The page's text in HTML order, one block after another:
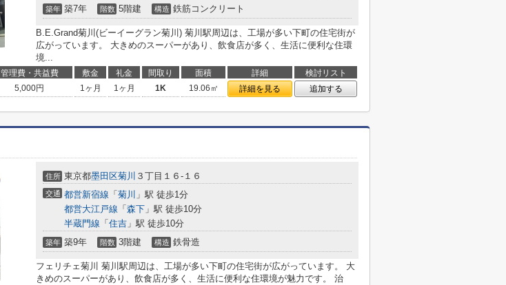
築年 築7年 階数 5階建 構造 鉄筋コンクリート
B.E.Grand菊川(ビーイーグラン菊川) 菊川駅周辺は、工場が多い下町の住宅街が
広がっています。 大きめのスーパーがあり、飲食店が多く、生活に便利な住環
境...
管理費・共益費 敷金 礼金 間取り 面積 詳細
検討リスト
5,000円 1ヶ月 1ヶ月 1K 19.06㎡ 詳細を見る 追加する
住所 東京都墨田区菊川 ３丁目１６-１６
交通 都営新宿線 「 菊川 」駅 徒歩1分
都営大江戸線 「 森下 」駅 徒歩10分
半蔵門線 「 住吉 」駅 徒歩10分
築年 築9年 階数 3階建 構造 鉄骨造
フェリチェ菊川 菊川駅周辺は、工場が多い下町の住宅街が広がっています。 大
きめのスーパーがあり、飲食店が多く、生活に便利な住環境が魅力です。 治